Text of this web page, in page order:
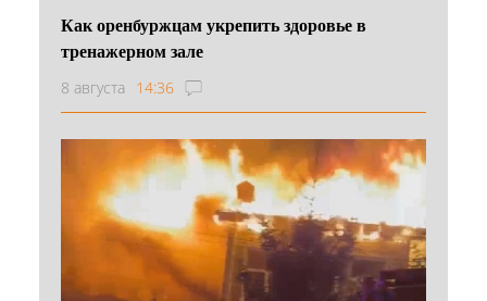
Как оренбуржцам укрепить здоровье в
тренажерном зале
8 августа 14:36